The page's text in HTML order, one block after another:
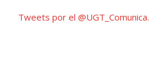
Tweets por el @UGT_Comunica.